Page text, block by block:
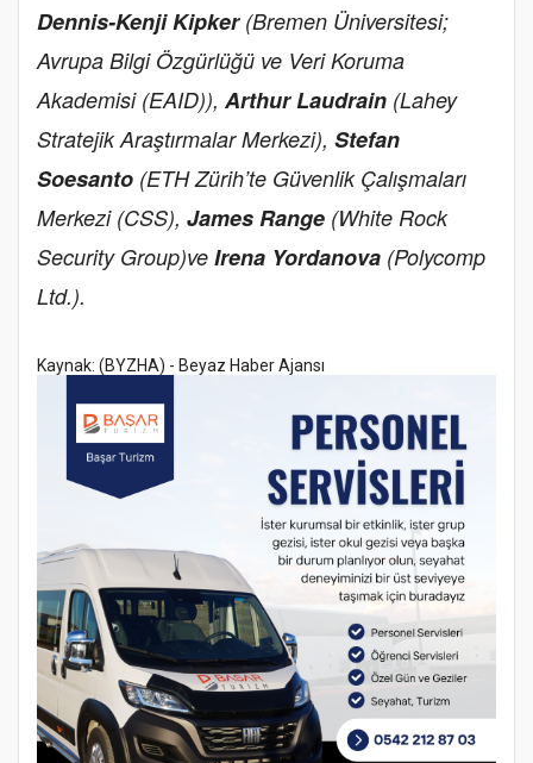
Dennis-Kenji Kipker (Bremen Üniversitesi;
Avrupa Bilgi Özgürlüğü ve Veri Koruma
Akademisi (EAID)), Arthur Laudrain (Lahey
Stratejik Araştırmalar Merkezi), Stefan
Soesanto (ETH Zürih’te Güvenlik Çalışmaları
Merkezi (CSS), James Range (White Rock
Security Group)ve Irena Yordanova (Polycomp
Ltd.).
Kaynak: (BYZHA) - Beyaz Haber Ajansı